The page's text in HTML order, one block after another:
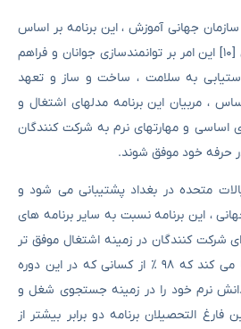
جهانی آموزش ، این برنامه بر اساس
رویکرد توسعه مثبت جوانان [۱۰] این امر بر توانمندسازی جوانان و فراهم
به سلامت ، ساخت و ساز و تعهد
، مربیان این برنامه مدلهای اشتغال و
اساسی و مهارتهای نرم به شرکت کنندگان
حرفه خود موفق شوند.
متحده در بغداد پشتیبانی می شود و
، این برنامه نسبت به سایر برنامه های
شرکت کنندگان در زمینه اشتغال موفق تر
شده است. این سازمان ادعا می کند که ۹۸ ٪ از کسانی که در این دوره
نرم خود را در زمینه جستجوی شغل و
التحصیلان برنامه دو برابر بیشتر از